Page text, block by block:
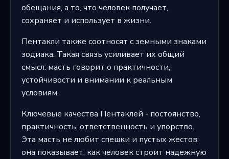
обещания, а то, что человек получает,
сохраняет и использует в жизни.
Пентакли также соотносят с земными знаками
зодиака. Такая связь усиливает их общий
смысл: масть говорит о практичности,
устойчивости и внимании к реальным
условиям.
Ключевые качества Пентаклей - постоянство,
практичность, ответственность и упорство.
Эта масть не любит спешки и пустых жестов:
она показывает, как человек строит надежную